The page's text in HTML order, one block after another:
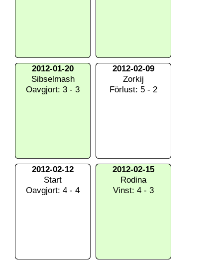
2012-01-20
Sibselmash
Oavgjort: 3 - 3
2012-02-09
Zorkij
Förlust: 5 - 2
2012-02-12
Start
Oavgjort: 4 - 4
2012-02-15
Rodina
Vinst: 4 - 3